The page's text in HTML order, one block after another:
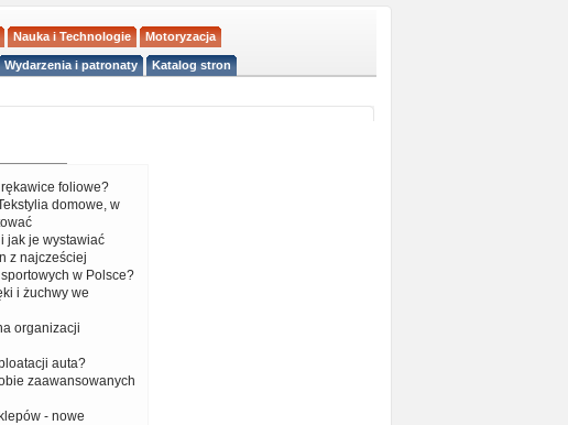
Nauka i Technologie Motoryzacja
Wydarzenia i patronaty Katalog stron
foliowe?
domowe, w
jak je wystawiać
z najcześciej
w Polsce?
i żuchwy we
organizacji
auta?
zaawansowanych
- nowe